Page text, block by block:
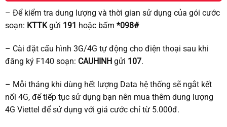
– Để kiểm tra dung lượng và thời gian sử dụng của gói cước
soạn: KTTKgửi 191 hoặc bấm *098#
– Cài đặt cấu hình 3G/4G tự động cho điện thoại sau khi
đăng ký F140 soạn: CAUHINHgửi 107.
– Mỗi tháng khi dùng hết lượng Data hệ thống sẽ ngắt kết
nối 4G, để tiếp tục sử dụng bạn nên mua thêm dung lượng
4G Viettel để sử dụng với giá cước chỉ từ 5.000đ.